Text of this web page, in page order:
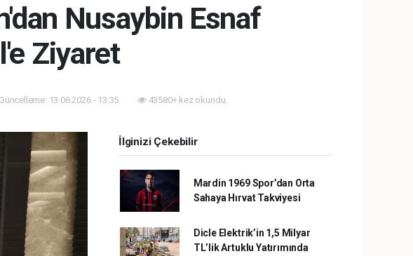
Nusaybin Esnaf
Ziyaret
13.06.2026 - 13:35 43580+ kez okundu.
İlginizi Çekebilir
Mardin 1969 Spor’dan Orta
Sahaya Hırvat Takviyesi
Dicle Elektrik’in 1,5 Milyar
TL’lik Artuklu Yatırımında